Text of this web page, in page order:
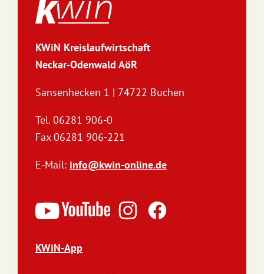
KWiN Kreislaufwirtschaft
Neckar-Odenwald AöR
Sansenhecken 1 | 74722 Buchen
Tel. 06281 906-0
Fax 06281 906-221
E-Mail: info@kwin-online.de
KWiN-App